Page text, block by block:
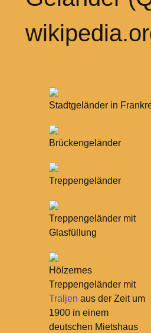
Stadtgeländer in
Brückengeländer
Treppengeländer
Treppengeländer mit
Glasfüllung
Hölzernes
Treppengeländer mit
Traljen aus der Zeit um
1900 in einem
deutschen Mietshaus